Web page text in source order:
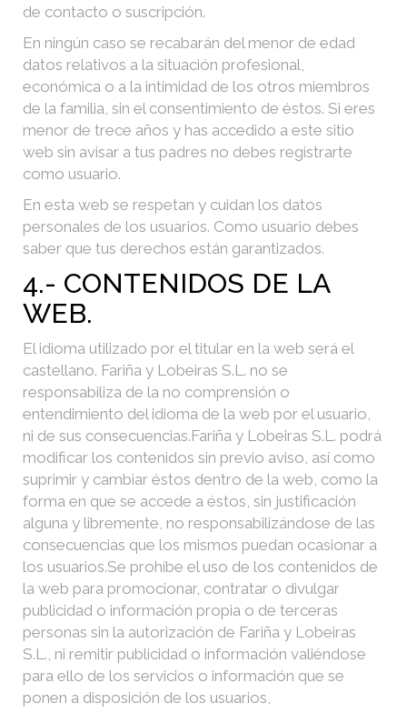
de contacto o suscripción.
En ningún caso se recabarán del menor de edad
datos relativos a la situación profesional,
económica o a la intimidad de los otros miembros
de la familia, sin el consentimiento de éstos. Si eres
menor de trece años y has accedido a este sitio
web sin avisar a tus padres no debes registrarte
como usuario.
En esta web se respetan y cuidan los datos
personales de los usuarios. Como usuario debes
saber que tus derechos están garantizados.
4.- CONTENIDOS DE LA
WEB.
El idioma utilizado por el titular en la web será el
castellano. Fariña y Lobeiras S.L. no se
responsabiliza de la no comprensión o
entendimiento del idioma de la web por el usuario,
ni de sus consecuencias.Fariña y Lobeiras S.L. podrá
modificar los contenidos sin previo aviso, así como
suprimir y cambiar éstos dentro de la web, como la
forma en que se accede a éstos, sin justificación
alguna y libremente, no responsabilizándose de las
consecuencias que los mismos puedan ocasionar a
los usuarios.Se prohíbe el uso de los contenidos de
la web para promocionar, contratar o divulgar
publicidad o información propia o de terceras
personas sin la autorización de Fariña y Lobeiras
S.L., ni remitir publicidad o información valiéndose
para ello de los servicios o información que se
ponen a disposición de los usuarios,